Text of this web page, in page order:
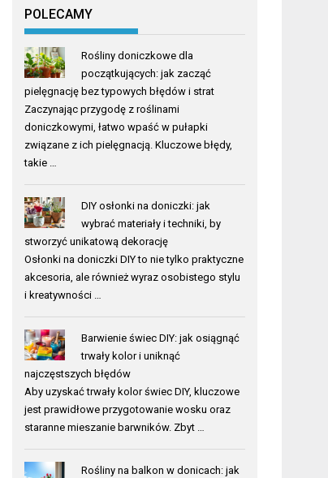
POLECAMY
Rośliny doniczkowe dla
początkujących: jak zacząć
pielęgnację bez typowych błędów i strat
Zaczynając przygodę z roślinami
doniczkowymi, łatwo wpaść w pułapki
związane z ich pielęgnacją. Kluczowe błędy,
takie …
DIY osłonki na doniczki: jak
wybrać materiały i techniki, by
stworzyć unikatową dekorację
Osłonki na doniczki DIY to nie tylko praktyczne
akcesoria, ale również wyraz osobistego stylu
i kreatywności …
Barwienie świec DIY: jak osiągnąć
trwały kolor i uniknąć
najczęstszych błędów
Aby uzyskać trwały kolor świec DIY, kluczowe
jest prawidłowe przygotowanie wosku oraz
staranne mieszanie barwników. Zbyt …
Rośliny na balkon w donicach: jak